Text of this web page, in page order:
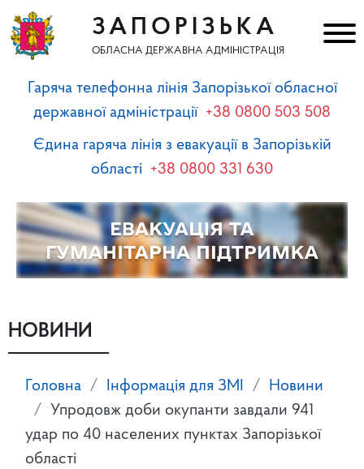
ЗАПОРІЗЬКА
ОБЛАСНА ДЕРЖАВНА АДМІНІСТРАЦІЯ
Гаряча телефонна лінія Запорізької обласної
державної адміністрації +38 0800 503 508
Єдина гаряча лінія з евакуації в Запорізькій
області +38 0800 331 630
НОВИНИ
Головна Інформація для ЗМІ
Новини
Упродовж доби окупанти завдали 941
удар по 40 населених пунктах Запорізької
області